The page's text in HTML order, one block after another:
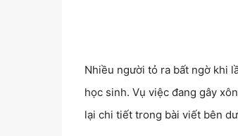
Nhiều người tỏ ra bất ngờ khi
học sinh. Vụ việc đang gây
lại chi tiết trong bài viết bên